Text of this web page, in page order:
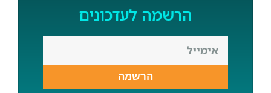
הרשמה לעדכונים
הרשמה